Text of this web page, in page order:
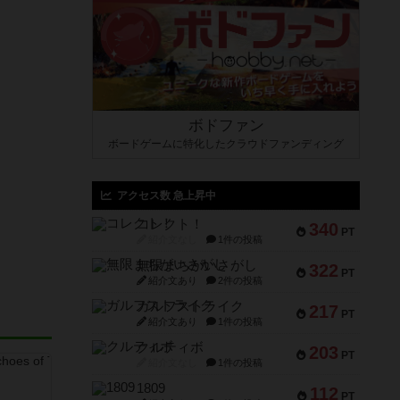
ボドファン
ボードゲームに特化したクラウドファンディング
アクセス数 急上昇中
340 PT
コレクト！
1件の投稿
322 PT
無限まちがいさがし
紹介文あり 2件の投稿
217 PT
ガルフストライク
紹介文あり 1件の投稿
203 PT
クルティボ
1件の投稿
112 PT
1809